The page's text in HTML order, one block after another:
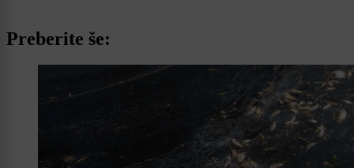
Preberite še: